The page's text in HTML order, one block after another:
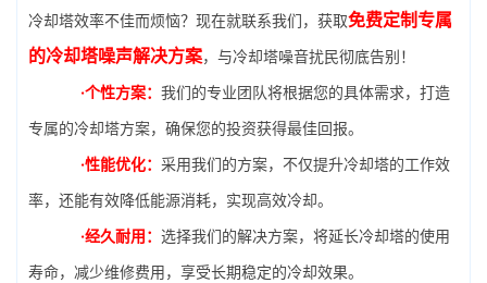
冷却塔效率不佳而烦恼？现在就联系我们，获取免费定制专属
的冷却塔噪声解决方案，与冷却塔噪音扰民彻底告别！
·个性方案： 我们的专业团队将根据您的具体需求，打造
专属的冷却塔方案，确保您的投资获得最佳回报。
·性能优化： 采用我们的方案，不仅提升冷却塔的工作效
率，还能有效降低能源消耗，实现高效冷却。
·经久耐用： 选择我们的解决方案，将延长冷却塔的使用
寿命，减少维修费用，享受长期稳定的冷却效果。